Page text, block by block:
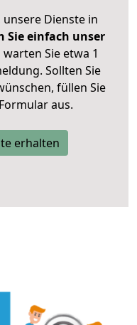
unsere Dienste in
Sie einfach unser
Sie etwa 1
Sollten Sie
füllen Sie
aus.
erhalten